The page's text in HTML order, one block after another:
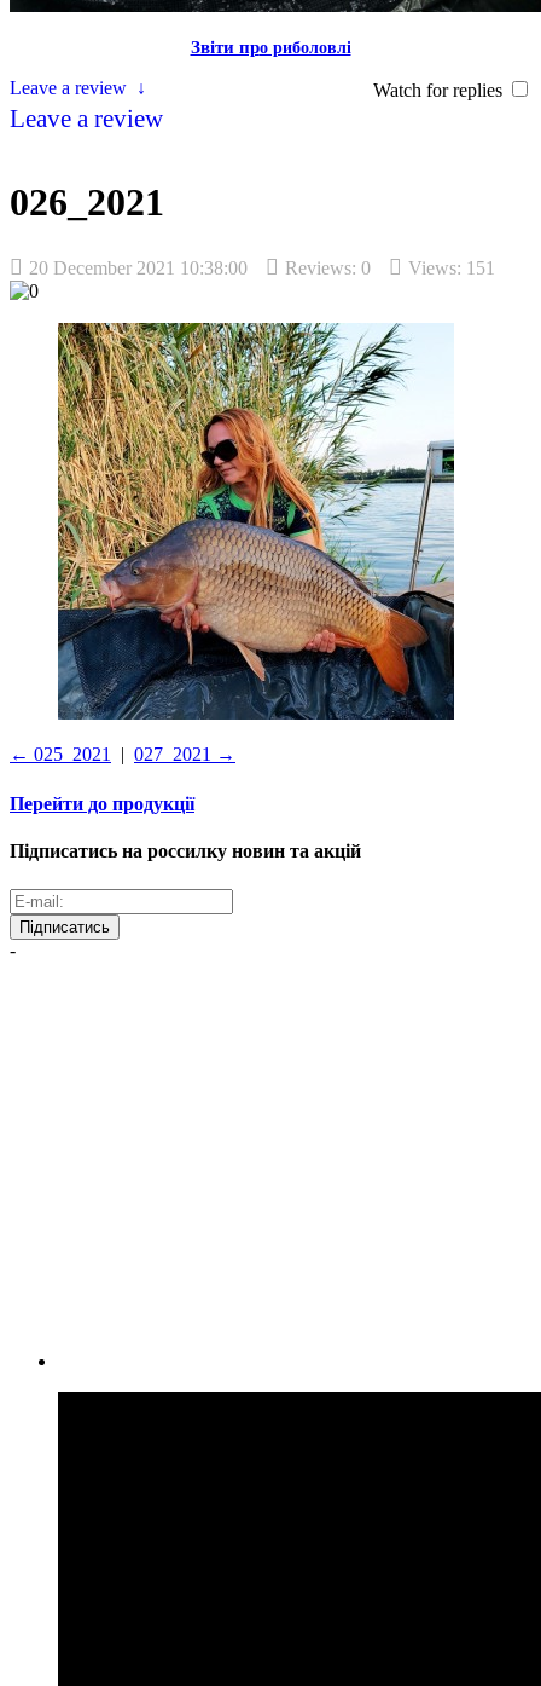
Звiти про риболовлi
Watch for replies
Leave a review ↓
Leave a review
026_2021
20 December 2021 10:38:00 Reviews: 0 Views: 151
← 025_2021 | 027_2021 →
Перейти до продукції
Підписатись на россилку новин та акцій
Підписатись
-